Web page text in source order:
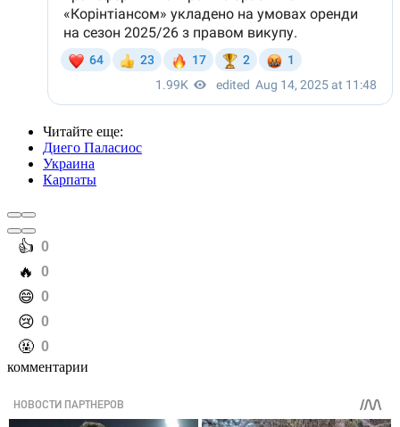
Читайте еще:
Диего Паласиос
Украина
Карпаты
️👍 0
️🔥 0
️😄 0
️😢 0
️🤬 0
комментарии